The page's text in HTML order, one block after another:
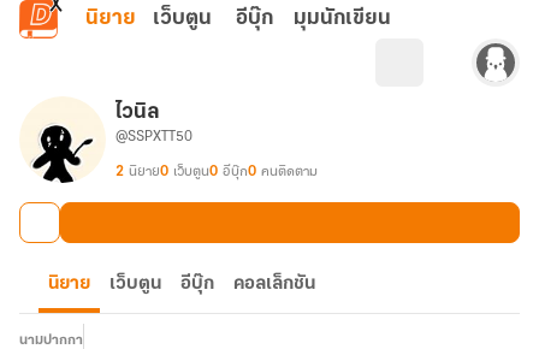
ข้ามไปยังเนื้อหาหลัก
นิยาย เว็บตูน อีบุ๊ก มุมนักเขียน
ไวนิล
@SSPXTT50
2 นิยาย0 เว็บตูน0 อีบุ๊ก0 คนติดตาม
นิยาย เว็บตูน อีบุ๊ก คอลเล็กชัน
นามปากกา